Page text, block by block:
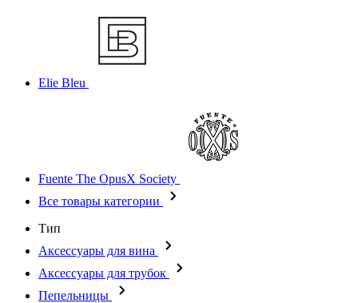
Elie Bleu
Fuente The OpusX Society
Все товары категории
Тип
Аксессуары для вина
Аксессуары для трубок
Пепельницы